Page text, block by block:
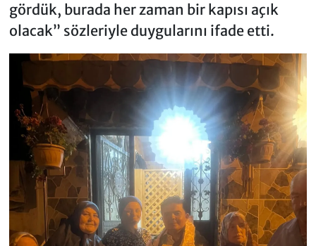
gördük, burada her zaman bir kapısı açık
olacak” sözleriyle duygularını ifade etti.